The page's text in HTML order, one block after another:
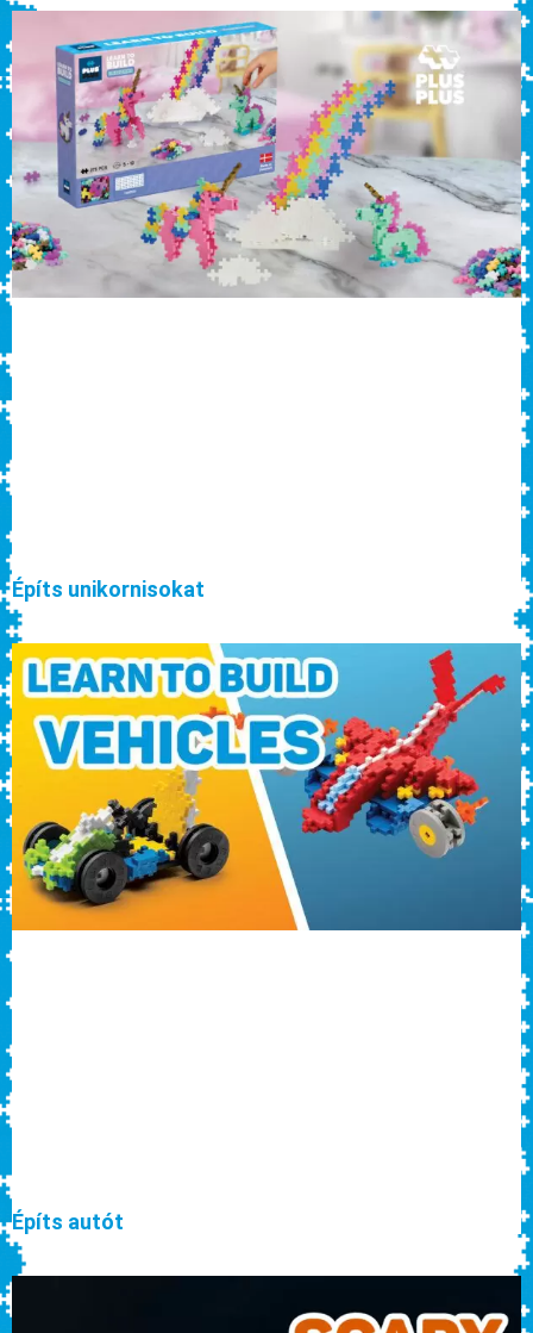
Építs unikornisokat
Építs autót